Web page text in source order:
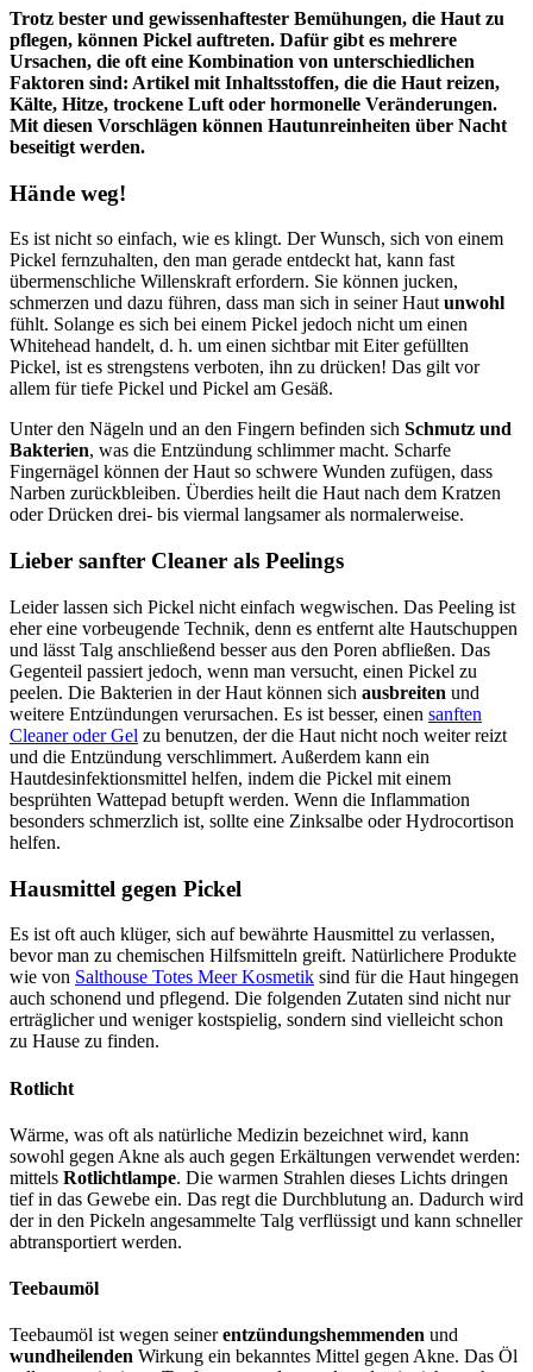
Trotz bester und gewissenhaftester Bemühungen, die Haut zu
pflegen, können Pickel auftreten. Dafür gibt es mehrere
Ursachen, die oft eine Kombination von unterschiedlichen
Faktoren sind: Artikel mit Inhaltsstoffen, die die Haut reizen,
Kälte, Hitze, trockene Luft oder hormonelle Veränderungen.
Mit diesen Vorschlägen können Hautunreinheiten über Nacht
beseitigt werden.
Hände weg!
Es ist nicht so einfach, wie es klingt. Der Wunsch, sich von einem
Pickel fernzuhalten, den man gerade entdeckt hat, kann fast
übermenschliche Willenskraft erfordern. Sie können jucken,
schmerzen und dazu führen, dass man sich in seiner Hautunwohl
fühlt. Solange es sich bei einem Pickel jedoch nicht um einen
Whitehead handelt, d. h. um einen sichtbar mit Eiter gefüllten
Pickel, ist es strengstens verboten, ihn zu drücken! Das gilt vor
allem für tiefe Pickel und Pickel am Gesäß.
Unter den Nägeln und an den Fingern befinden sich Schmutz und
Bakterien, was die Entzündung schlimmer macht. Scharfe
Fingernägel können der Haut so schwere Wunden zufügen, dass
Narben zurückbleiben. Überdies heilt die Haut nach dem Kratzen
oder Drücken drei- bis viermal langsamer als normalerweise.
Lieber sanfter Cleaner als Peelings
Leider lassen sich Pickel nicht einfach wegwischen. Das Peeling ist
eher eine vorbeugende Technik, denn es entfernt alte Hautschuppen
und lässt Talg anschließend besser aus den Poren abfließen. Das
Gegenteil passiert jedoch, wenn man versucht, einen Pickel zu
peelen. Die Bakterien in der Haut können sich ausbreiten und
weitere Entzündungen verursachen. Es ist besser, einen sanften
Cleaner oder Gel zu benutzen, der die Haut nicht noch weiter reizt
und die Entzündung verschlimmert. Außerdem kann ein
Hautdesinfektionsmittel helfen, indem die Pickel mit einem
besprühten Wattepad betupft werden. Wenn die Inflammation
besonders schmerzlich ist, sollte eine Zinksalbe oder Hydrocortison
helfen.
Hausmittel gegen Pickel
Es ist oft auch klüger, sich auf bewährte Hausmittel zu verlassen,
bevor man zu chemischen Hilfsmitteln greift. Natürlichere Produkte
wie von Salthouse Totes Meer Kosmetik sind für die Haut hingegen
auch schonend und pflegend. Die folgenden Zutaten sind nicht nur
erträglicher und weniger kostspielig, sondern sind vielleicht schon
zu Hause zu finden.
Rotlicht
Wärme, was oft als natürliche Medizin bezeichnet wird, kann
sowohl gegen Akne als auch gegen Erkältungen verwendet werden:
mittels Rotlichtlampe. Die warmen Strahlen dieses Lichts dringen
tief in das Gewebe ein. Das regt die Durchblutung an. Dadurch wird
der in den Pickeln angesammelte Talg verflüssigt und kann schneller
abtransportiert werden.
Teebaumöl
Teebaumöl ist wegen seinerentzündungshemmenden und
wundheilenden Wirkung ein bekanntes Mittel gegen Akne. Das Öl